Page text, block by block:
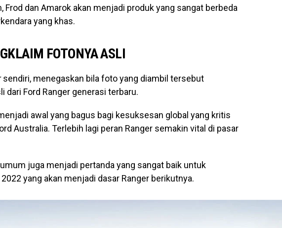
Frod dan Amarok akan menjadi produk yang sangat berbeda
yang khas.
FOTONYA ASLI
sendiri, menegaskan bila foto yang diambil tersebut
dari Ford Ranger generasi terbaru.
awal yang bagus bagi kesuksesan global yang kritis
Australia. Terlebih lagi peran Ranger semakin vital di pasar
juga menjadi pertanda yang sangat baik untuk
yang akan menjadi dasar Ranger berikutnya.